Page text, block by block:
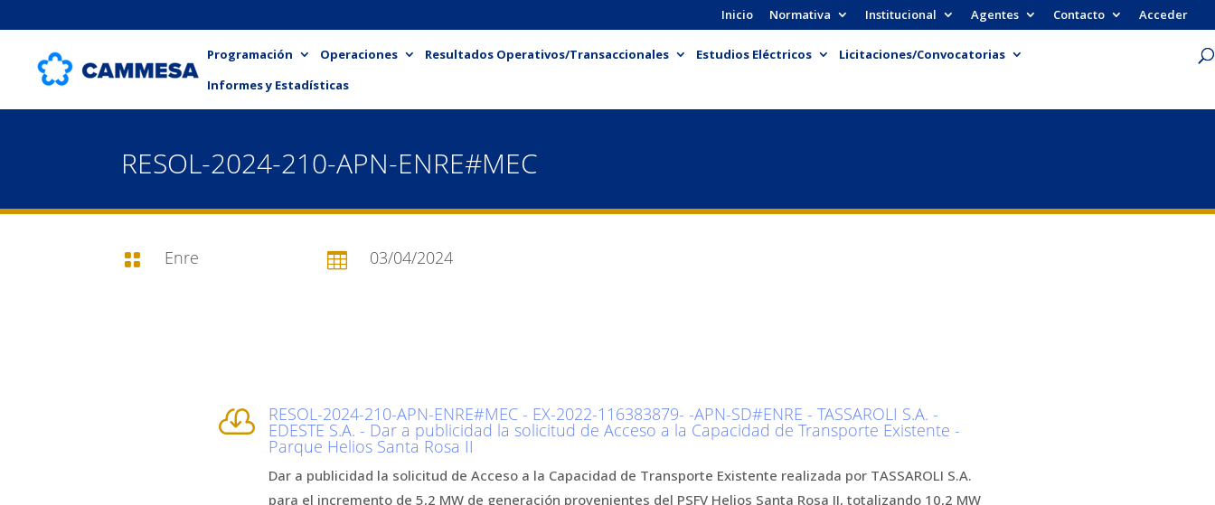
Inicio Normativa Institucional Agentes Contacto Acceder
Programación Operaciones Resultados Operativos/Transaccionales Estudios Eléctricos
Licitaciones/Convocatorias
Informes y Estadísticas
RESOL-2024-210-APN-ENRE#MEC
 Enre  03/04/2024
 RESOL-2024-210-APN-ENRE#MEC - EX-2022-116383879- -APN-SD#ENRE - TASSAROLI S.A. -
EDESTE S.A. - Dar a publicidad la solicitud de Acceso a la Capacidad de Transporte Existente -
Parque Helios Santa Rosa II
Dar a publicidad la solicitud de Acceso a la Capacidad de Transporte Existente realizada por TASSAROLI S.A.
para el incremento de 5,2 MW de generación provenientes del PSFV Helios Santa Rosa II, totalizando 10,2 MW